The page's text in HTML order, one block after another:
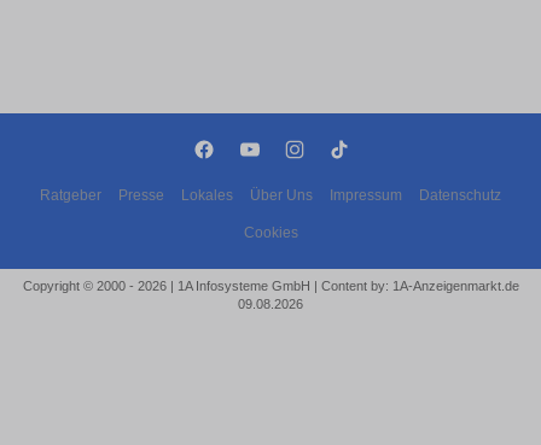
Ratgeber Presse Lokales Über Uns Impressum Datenschutz
Cookies
Copyright © 2000 - 2026 | 1A Infosysteme GmbH | Content by: 1A-Anzeigenmarkt.de
09.08.2026